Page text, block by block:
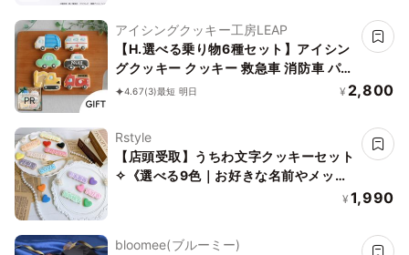
PR
アイシングクッキー工房LEAP
【H.選べる乗り物6種セット】アイシン
グクッキー クッキー 救急車 消防車 パト
カー 車 プチギフト ケーキデコレーショ
4.67(3)最短 明日 ¥ 2,800
Rstyle
【店頭受取】うちわ文字クッキーセット
✧《選べる9色｜お好きな名前やメッセ
¥ 1,990
bloomee(ブルーミー)